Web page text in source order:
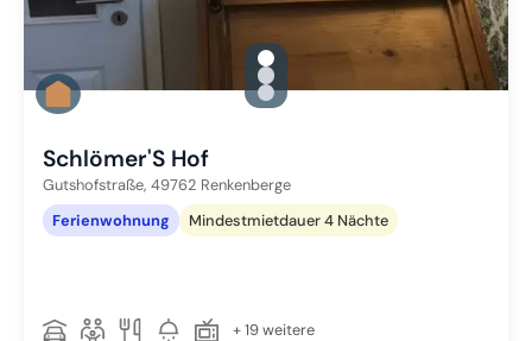
gallery.slide_selector
Zu Slide 1 wechseln
Zu Slide 2 wechseln
Zu Slide 3 wechseln
Schlömer'S Hof
Gutshofstraße, 49762 Renkenberge
Ferienwohnung
Mindestmietdauer 4 Nächte
+ 19 weitere